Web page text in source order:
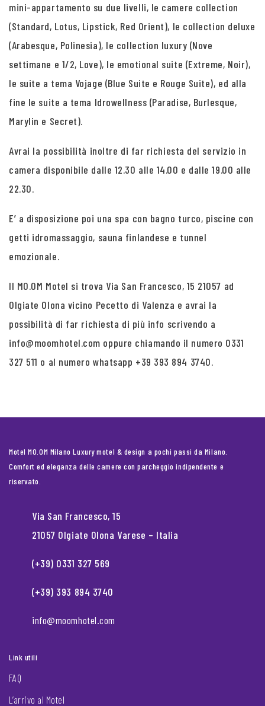
mini-appartamento su due livelli, le camere collection
(Standard, Lotus, Lipstick, Red Orient), le collection deluxe
(Arabesque, Polinesia), le collection luxury (Nove
settimane e 1/2, Love), le emotional suite (Extreme, Noir),
le suite a tema Vojage (Blue Suite e Rouge Suite), ed alla
fine le suite a tema Idrowellness (Paradise, Burlesque,
Marylin e Secret).
Avrai la possibilità inoltre di far richiesta del servizio in
camera disponibile dalle 12.30 alle 14.00 e dalle 19.00 alle
22.30.
E’ a disposizione poi una spa con bagno turco, piscine con
getti idromassaggio, sauna finlandese e tunnel
emozionale.
Il MO.OM Motel si trova Via San Francesco, 15 21057 ad
Olgiate Olona vicino Pecetto di Valenza e avrai la
possibilità di far richiesta di più info scrivendo a
info@moomhotel.com oppure chiamando il numero 0331
327 511 o al numero whatsapp +39 393 894 3740.
Motel MO.OM Milano Luxury motel & design a pochi passi da Milano.
Comfort ed eleganza delle camere con parcheggio indipendente e
riservato.
Via San Francesco, 15
21057 Olgiate Olona Varese – Italia
(+39) 0331 327 569
(+39) 393 894 3740
info@moomhotel.com
Link utili
FAQ
L’arrivo al Motel